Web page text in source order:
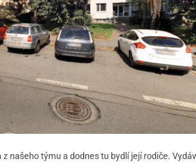
našeho týmu a dodnes tu bydlí její rodiče.